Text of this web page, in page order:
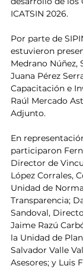
ICATSIN 2026.
Por parte de
estuvieron
Medrano Núñez,
Juana Pérez
Capacitación e
Raúl Mercado
Adjunto.
En
participaron
Director de
López Corrales,
Unidad de
Transparencia;
Sandoval,
Jaime Razú
la Unidad de
Salvador Valle
Asesores; y Luis